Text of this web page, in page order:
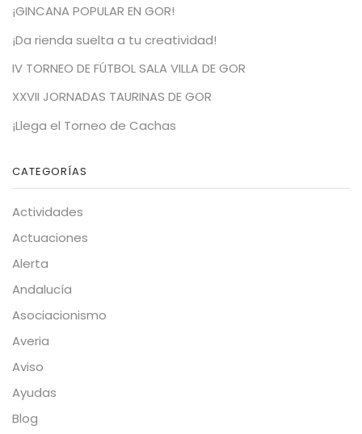
¡GINCANA POPULAR EN GOR!
¡Da rienda suelta a tu creatividad!
IV TORNEO DE FÚTBOL SALA VILLA DE GOR
XXVII JORNADAS TAURINAS DE GOR
¡Llega el Torneo de Cachas
CATEGORÍAS
Actividades
Actuaciones
Alerta
Andalucía
Asociacionismo
Averia
Aviso
Ayudas
Blog